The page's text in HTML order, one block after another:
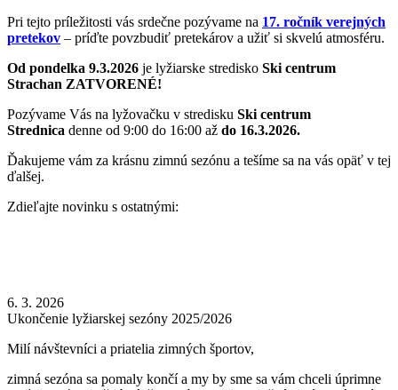
Pri tejto príležitosti vás srdečne pozývame na 17. ročník verejných
pretekov – príďte povzbudiť pretekárov a užiť si skvelú atmosféru.
Od pondelka 9.3.2026 je lyžiarske stredisko Ski centrum
Strachan ZATVORENÉ!
Pozývame Vás na lyžovačku v stredisku Ski centrum
Strednica denne od 9:00 do 16:00 až do 16.3.2026.
Ďakujeme vám za krásnu zimnú sezónu a tešíme sa na vás opäť v tej
ďalšej.
Zdieľajte novinku s ostatnými:
6. 3. 2026
Ukončenie lyžiarskej sezóny 2025/2026
Milí návštevníci a priatelia zimných športov,
zimná sezóna sa pomaly končí a my by sme sa vám chceli úprimne